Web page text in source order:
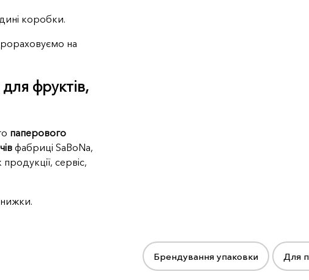
коробки.
на
фруктів,
паперового
фабриці SaBoNa,
сервіс,
Брендування упаковки Для